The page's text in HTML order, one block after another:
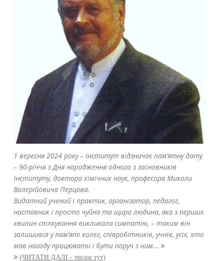
1 вересня 2024 року – Інститут відзначає пам’ятну дату
– 90-річчя з Дня народження одного з засновників
Інституту, доктора хімічних наук, професора Миколи
Валерійовича Перцова.
Видатний учений і практик, організатор, педагог,
наставник і просто чуйна та щира людина, яка з перших
хвилин спілкування викликала симпатію, – таким він
залишився у пам’яті колег, співробітників, учнів, усіх, хто
мав нагоду працювати і бути поруч з ним...
(ЧИТАТИ ДАЛІ - тисни тут)